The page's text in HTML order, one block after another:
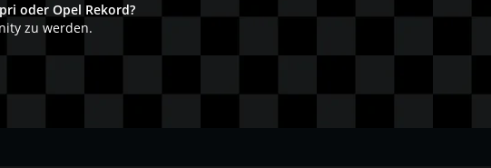
oder Opel Rekord?
zu werden.